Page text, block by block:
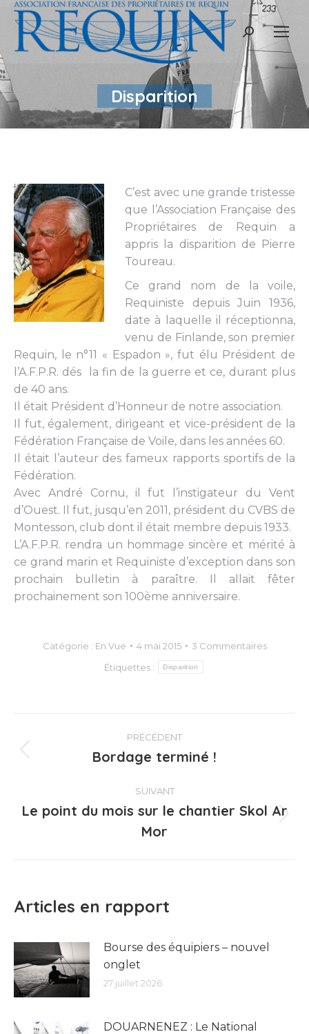
Recherche
Disparition
C’est avec une grande tristesse
que l’Association Française des
Propriétaires de Requin a
appris la disparition de Pierre
Toureau.
Ce grand nom de la voile,
Requiniste depuis Juin 1936,
date à laquelle il réceptionna,
venu de Finlande, son premier
Requin, le n°11 « Espadon », fut élu Président de
l’A.F.P.R. dés la fin de la guerre et ce, durant plus
de 40 ans.
Il était Président d’Honneur de notre association.
Il fut, également, dirigeant et vice-président de la
Fédération Française de Voile, dans les années 60.
Il était l’auteur des fameux rapports sportifs de la
Fédération.
Avec André Cornu, il fut l’instigateur du Vent
d’Ouest. Il fut, jusqu’en 2011, président du CVBS de
Montesson, club dont il était membre depuis 1933.
L’A.F.P.R. rendra un hommage sincère et mérité à
ce grand marin et Requiniste d’exception dans son
prochain bulletin à paraître. Il allait fêter
prochainement son 100ème anniversaire.
Catégorie : En Vue 4 mai 2015
3 Commentaires
Étiquettes :
Disparition
Navigation
article
PRÉCÉDENT
Article
:
Bordage terminé !
SUIVANT
suivant
Le point du mois sur le chantier Skol Ar
Mor
Articles en rapport
Bourse des équipiers – nouvel
onglet
27 juillet 2026
DOUARNENEZ : Le National